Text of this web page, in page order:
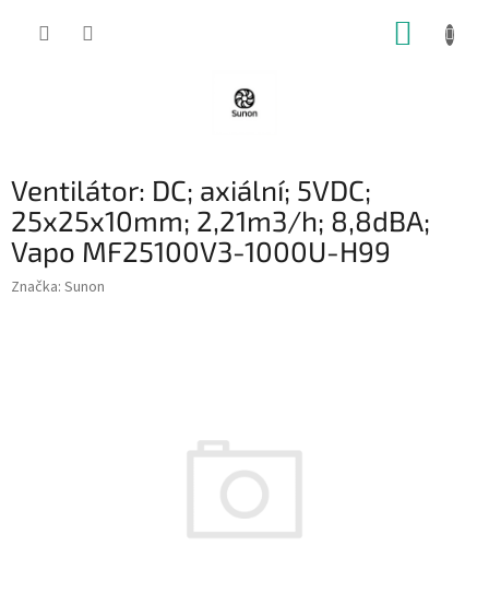
Ventilátor: DC; axiální; 5VDC;
25x25x10mm; 2,21m3/h; 8,8dBA;
Vapo MF25100V3-1000U-H99
Značka: Sunon